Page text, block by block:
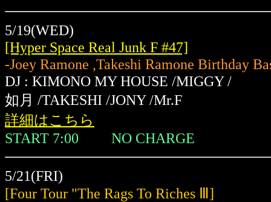
5/19(WED)
[Hyper Space Real Junk F #47]
-Joey Ramone ,Takeshi Ramone Birthday
DJ : KIMONO MY HOUSE /MIGGY /
如月 /TAKESHI /JONY /Mr.F
詳細はこちら
START 7:00 NO CHARGE
5/21(FRI)
[Four Tour "The Rags To Riches Ⅲ]